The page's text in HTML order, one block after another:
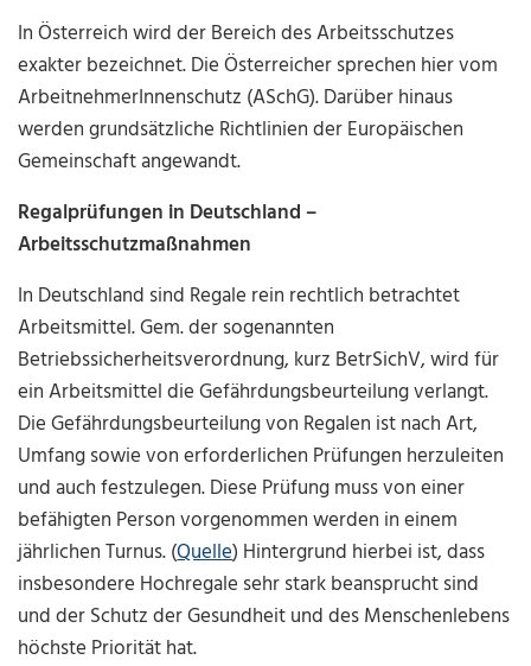
In Österreich wird der Bereich des Arbeitsschutzes
exakter bezeichnet. Die Österreicher sprechen hier vom
ArbeitnehmerInnenschutz (ASchG). Darüber hinaus
werden grundsätzliche Richtlinien der Europäischen
Gemeinschaft angewandt.
Regalprüfungen in Deutschland –
Arbeitsschutzmaßnahmen
In Deutschland sind Regale rein rechtlich betrachtet
Arbeitsmittel. Gem. der sogenannten
Betriebssicherheitsverordnung, kurz BetrSichV, wird für
ein Arbeitsmittel die Gefährdungsbeurteilung verlangt.
Die Gefährdungsbeurteilung von Regalen ist nach Art,
Umfang sowie von erforderlichen Prüfungen herzuleiten
und auch festzulegen. Diese Prüfung muss von einer
befähigten Person vorgenommen werden in einem
jährlichen Turnus. (Quelle) Hintergrund hierbei ist, dass
insbesondere Hochregale sehr stark beansprucht sind
und der Schutz der Gesundheit und des Menschenlebens
höchste Priorität hat.